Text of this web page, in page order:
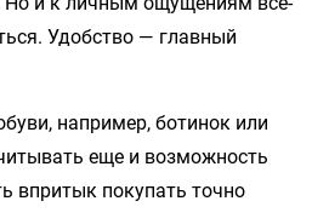
Удобство — главный
например, ботинок или
еще и возможность
впритык покупать точно